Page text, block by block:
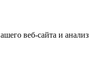
веб-сайта и